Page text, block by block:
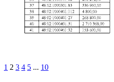
1 2 3 4 5 ... 10